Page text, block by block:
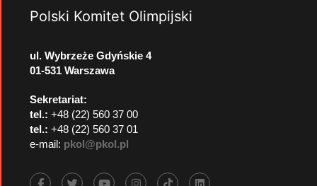
Polski Komitet Olimpijski
ul. Wybrzeże Gdyńskie 4
01-531 Warszawa
Sekretariat:
tel.: +48 (22) 560 37 00
tel.: +48 (22) 560 37 01
e-mail: pkol@pkol.pl